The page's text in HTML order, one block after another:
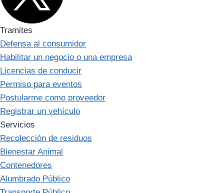
Tramites
Defensa al consumidor
Habilitar un negocio o una empresa
Licencias de conducir
Permiso para eventos
Postularme como proveedor
Registrar un vehículo
Servicios
Recolección de residuos
Bienestar Animal
Contenedores
Alumbrado Público